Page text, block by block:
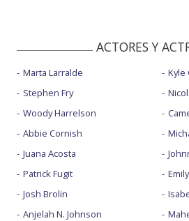
ACTORES Y
Marta Larralde
Stephen Fry
Woody Harrelson
Abbie Cornish
Juana Acosta
Patrick Fugit
Josh Brolin
Anjelah N. Johnson
Kyle